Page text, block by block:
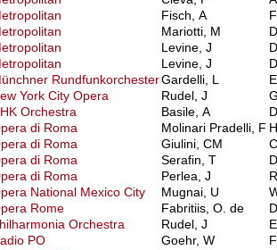
Fisch, A
Mariotti, M
Levine, J
Levine, J
RundfunkorchesterGardelli, L
York City Opera
Rudel, J
Orchestra
Basile, A
di Roma
Molinari Pradelli, F
di Roma
Giulini, CM
di Roma
Serafin, T
di Roma
Perlea, J
National Mexico City
Mugnai, U
Rome
Fabritiis, O. de
Orchestra
Rudel, J
PO
Goehr, W